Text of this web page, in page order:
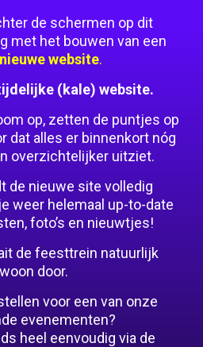
de schermen op dit
met het bouwen van een
website.
(kale) website.
op, zetten de puntjes op
dat alles er binnenkort nóg
overzichtelijker uitziet.
de nieuwe site volledig
weer helemaal up-to-date
foto’s en nieuwtjes!
de feesttrein natuurlijk
door.
voor een van onze
evenementen?
heel eenvoudig via de